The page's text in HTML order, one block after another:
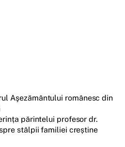
Aşezământului românesc din
părintelui profesor dr.
stâlpii familiei creștine